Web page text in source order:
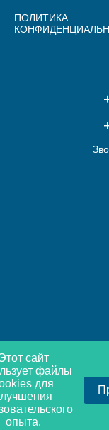
ПОЛИТИКА
сайт
файлы
для
опыта.